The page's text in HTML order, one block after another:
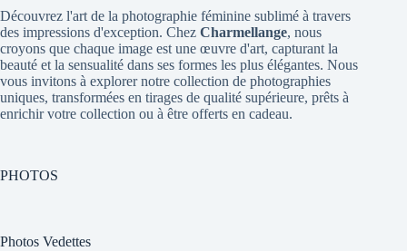
Découvrez l'art de la photographie féminine sublimé à travers
des impressions d'exception. Chez Charmellange, nous
croyons que chaque image est une œuvre d'art, capturant la
beauté et la sensualité dans ses formes les plus élégantes. Nous
vous invitons à explorer notre collection de photographies
uniques, transformées en tirages de qualité supérieure, prêts à
enrichir votre collection ou à être offerts en cadeau.
PHOTOS
Photos Vedettes